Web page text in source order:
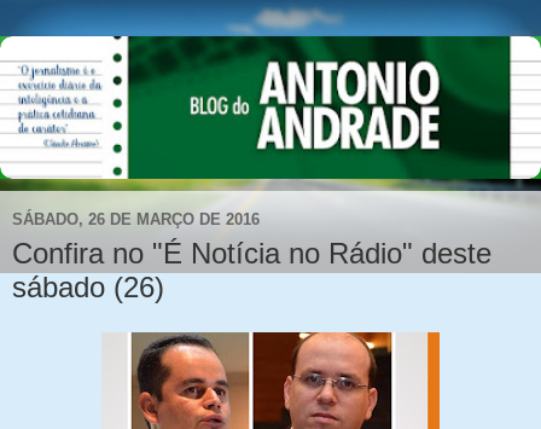
SÁBADO, 26 DE MARÇO DE 2016
Confira no "É Notícia no Rádio" deste
sábado (26)